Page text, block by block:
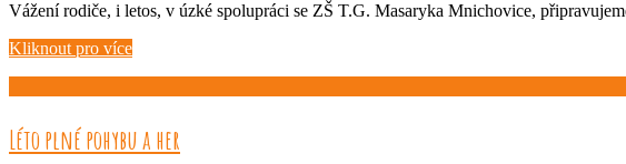
Vážení rodiče, i letos, v úzké spolupráci se ZŠ T.G. Masaryka Mnichovice,
Kliknout pro více
Léto plné pohybu a her